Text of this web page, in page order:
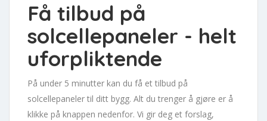
Få tilbud på
solcellepaneler - helt
uforpliktende
På under 5 minutter kan du få et tilbud på
solcellepaneler til ditt bygg. Alt du trenger å gjøre er å
klikke på knappen nedenfor. Vi gir deg et forslag,